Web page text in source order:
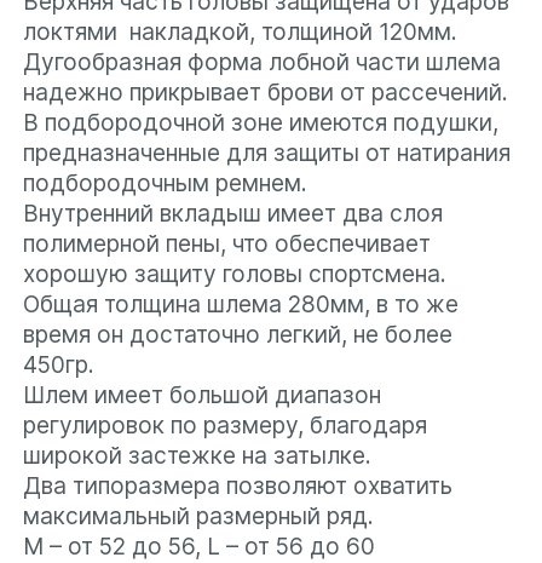
локтями накладкой, толщиной 120мм.
Дугообразная форма лобной части шлема
надежно прикрывает брови от рассечений.
В подбородочной зоне имеются подушки,
предназначенные для защиты от натирания
подбородочным ремнем.
Внутренний вкладыш имеет два слоя
полимерной пены, что обеспечивает
хорошую защиту головы спортсмена.
Общая толщина шлема 280мм, в то же
время он достаточно легкий, не более
450гр.
Шлем имеет большой диапазон
регулировок по размеру, благодаря
широкой застежке на затылке.
Два типоразмера позволяют охватить
максимальный размерный ряд.
M – от 52 до 56, L – от 56 до 60
персональных данныхи
соглашаюсь сполитикой
конфиденциальности
Хочу получать рекламные
материалы. Рассылка не
более 2 раз в месяц
Получить индивидуальные
условия
Даю согласие на обработку
персональных данныхи
соглашаюсь сполитикой
конфиденциальности
Хочу получать рекламные
материалы. Рассылка не
более 2 раз в месяц
условия